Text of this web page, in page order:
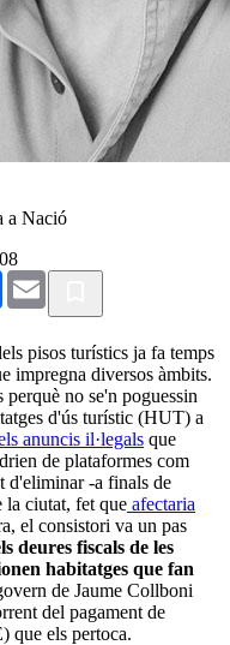
a Nació
Facebook
Email
pisos turístics ja fa temps
impregna diversos àmbits.
no se'n poguessin
d'ús turístic (HUT) a
anuncis il·legals que
de plataformes com
d'eliminar -a finals de
la ciutat, fet que afectaria
el consistori va un pas
deures fiscals de les
habitatges que fan
de Jaume Collboni
del pagament de
que els pertoca.